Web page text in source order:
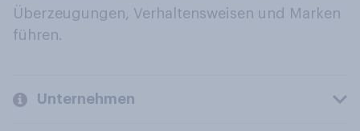
Überzeugungen, Verhaltensweisen und Marken
führen.
Unternehmen